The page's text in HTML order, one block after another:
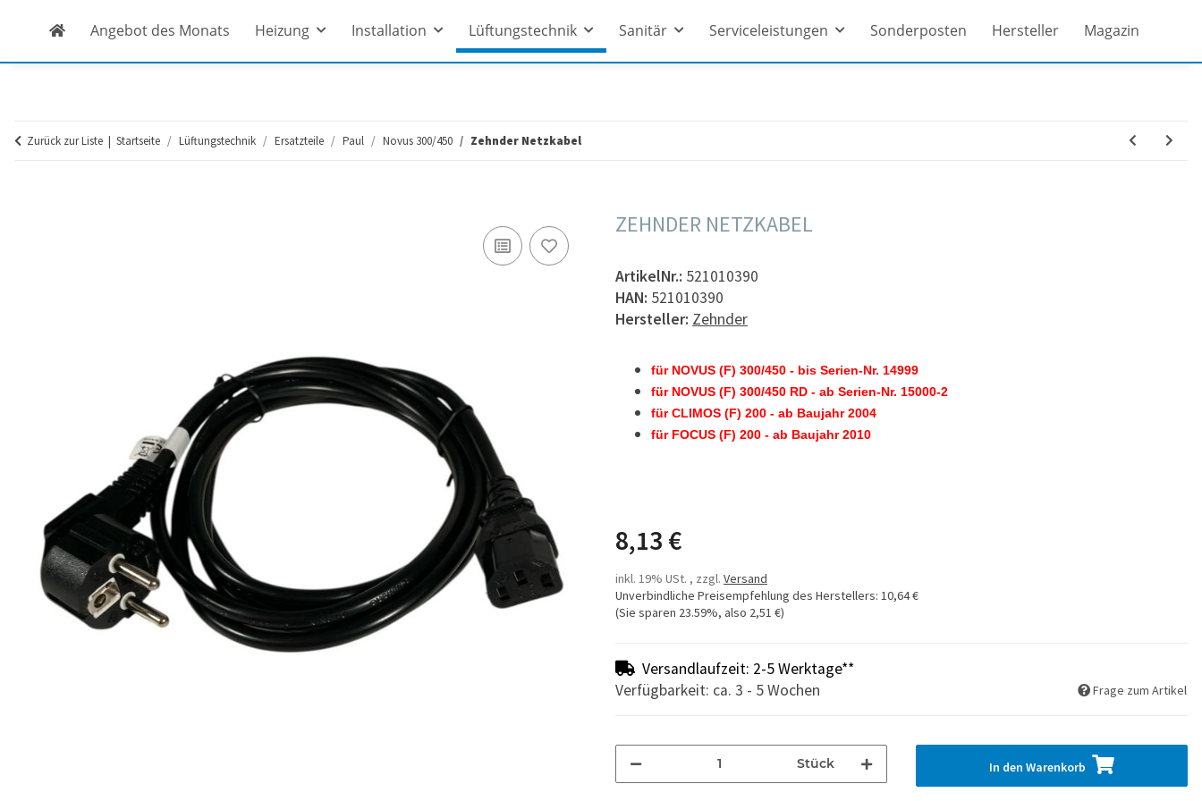
Angebot des Monats Heizung Installation Lüftungstechnik Sanitär Serviceleistungen Sonderposten Hersteller Magazin
Zurück zur Liste Startseite Lüftungstechnik Ersatzteile Paul Novus 300/450 Zehnder Netzkabel
ZEHNDER NETZKABEL
ArtikelNr.: 521010390
HAN: 521010390
Hersteller: Zehnder
für NOVUS (F) 300/450 - bis Serien-Nr. 14999
für NOVUS (F) 300/450 RD - ab Serien-Nr. 15000-2
für CLIMOS (F) 200 - ab Baujahr 2004
für FOCUS (F) 200 - ab Baujahr 2010
8,13 €
inkl. 19% USt. , zzgl. Versand
Unverbindliche Preisempfehlung des Herstellers: 10,64 €
(Sie sparen 23.59%, also 2,51 €)
Versandlaufzeit: 2-5 Werktage**
Verfügbarkeit: ca. 3 - 5 Wochen
Frage zum Artikel
Stück In den Warenkorb